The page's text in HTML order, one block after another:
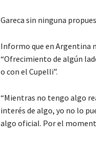
Gareca sin ninguna
Informo que en Argentina
“Ofrecimiento de algún
o con el Cupelli”.
“Mientras no tengo algo
interés de algo, yo no lo
algo oficial. Por el